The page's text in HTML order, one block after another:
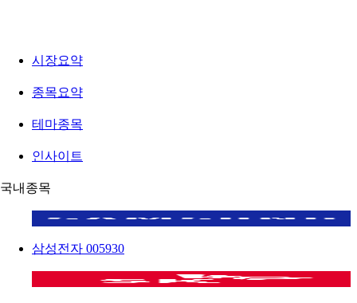
시장요약
종목요약
테마종목
인사이트
국내종목
삼성전자 005930